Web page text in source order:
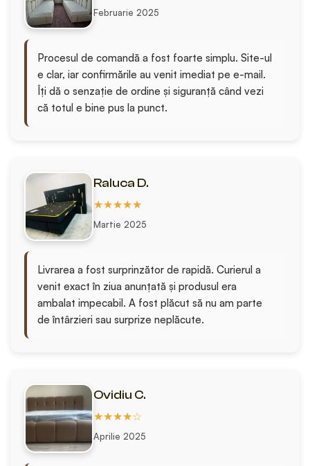
Februarie 2025
Procesul de comandă a fost foarte simplu. Site-ul
e clar, iar confirmările au venit imediat pe e-mail.
Îți dă o senzație de ordine și siguranță când vezi
că totul e bine pus la punct.
Raluca D.
★★★★★
Martie 2025
Livrarea a fost surprinzător de rapidă. Curierul a
venit exact în ziua anunțată și produsul era
ambalat impecabil. A fost plăcut să nu am parte
de întârzieri sau surprize neplăcute.
Ovidiu C.
★★★★☆
Aprilie 2025